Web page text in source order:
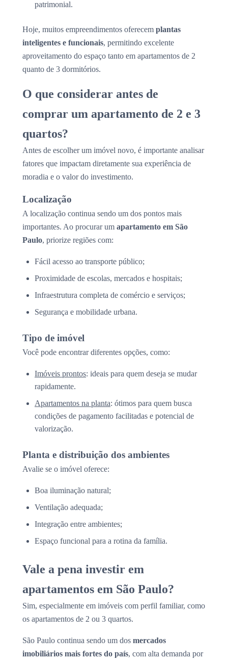
patrimonial.
Hoje, muitos empreendimentos oferecem plantas
inteligentes e funcionais, permitindo excelente
aproveitamento do espaço tanto em apartamentos de 2
quanto de 3 dormitórios.
O que considerar antes de
comprar um apartamento de 2 e 3
quartos?
Antes de escolher um imóvel novo, é importante analisar
fatores que impactam diretamente sua experiência de
moradia e o valor do investimento.
Localização
A localização continua sendo um dos pontos mais
importantes. Ao procurar um apartamento em São
Paulo, priorize regiões com:
Fácil acesso ao transporte público;
Proximidade de escolas, mercados e hospitais;
Infraestrutura completa de comércio e serviços;
Segurança e mobilidade urbana.
Tipo de imóvel
Você pode encontrar diferentes opções, como:
Imóveis prontos: ideais para quem deseja se mudar
rapidamente.
Apartamentos na planta: ótimos para quem busca
condições de pagamento facilitadas e potencial de
valorização.
Planta e distribuição dos ambientes
Avalie se o imóvel oferece:
Boa iluminação natural;
Ventilação adequada;
Integração entre ambientes;
Espaço funcional para a rotina da família.
Vale a pena investir em
apartamentos em São Paulo?
Sim, especialmente em imóveis com perfil familiar, como
os apartamentos de 2 ou 3 quartos.
São Paulo continua sendo um dos mercados
imobiliários mais fortes do país, com alta demanda por